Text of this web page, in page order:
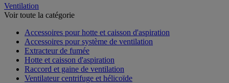
Ventilation
Voir toute la catégorie
Accessoires pour hotte et caisson d'aspiration
Accessoires pour système de ventilation
Extracteur de fumée
Hotte et caisson d'aspiration
Raccord et gaine de ventilation
Ventilateur centrifuge et hélicoïde